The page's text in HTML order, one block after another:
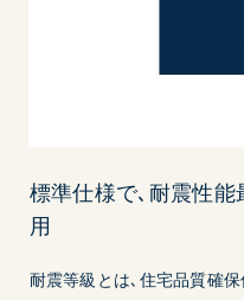
標準仕様で､耐震性
用
耐震等級とは､住宅品質確